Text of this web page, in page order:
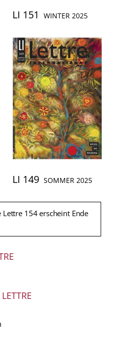
LI 151 WINTER 2025
LI 149 SOMMER 2025
154 erscheint Ende